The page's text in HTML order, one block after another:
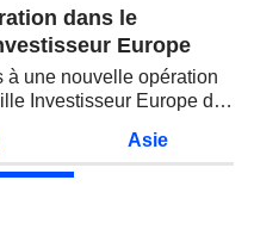
Les
sur la soutenabilité
dans le
Europe
à une nouvelle opération
Investisseur Europe de
Asie